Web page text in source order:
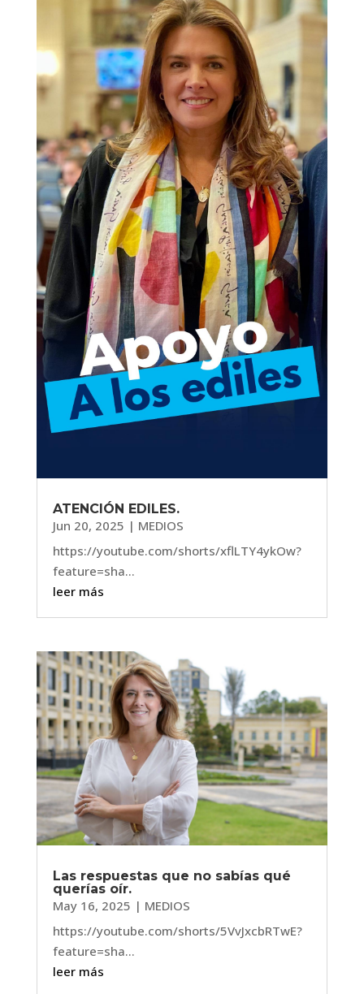
ATENCIÓN EDILES.
Jun 20, 2025 | MEDIOS
https://youtube.com/shorts/xflLTY4ykOw?
feature=sha...
leer más
Las respuestas que no sabías qué
querías oír.
May 16, 2025 | MEDIOS
https://youtube.com/shorts/5VvJxcbRTwE?
feature=sha...
leer más